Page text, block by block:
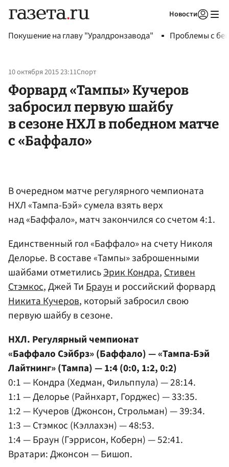
Новости
Покушение на главу "Уралдронзавода" Проблемы с
10 октября 2015 23:11Спорт
Форвард «Тампы» Кучеров
забросил первую шайбу
в сезоне НХЛ в победном матче
с «Баффало»
В очередном матче регулярного чемпионата
НХЛ «Тампа-Бэй» сумела взять верх
над «Баффало», матч закончился со счетом 4:1.
Единственный гол «Баффало» на счету Николя
Делорье. В составе «Тампы» заброшенными
шайбами отметилисьЭрик Кондра,Стивен
Стэмкос, Джей ТиБрауни российский форвард
Никита Кучеров, который забросил свою
первую шайбу в сезоне.
НХЛ. Регулярный чемпионат
«Баффало Сэйбрз» (Баффало) — «Тампа-Бэй
Лайтнинг» (Тампа) — 1:4 (0:0, 1:2, 0:2)
0:1 — Кондра (Хедман, Фильппула) — 28:14.
1:1 — Делорье (Райнхарт, Горджес) — 33:35.
1:2 — Кучеров (Джонсон, Строльман) — 39:34.
1:3 — Стэмкос (Кэллахэн) — 48:53.
1:4 — Браун (Гэррисон, Коберн) — 52:41.
Вратари: Джонсон — Бишоп.